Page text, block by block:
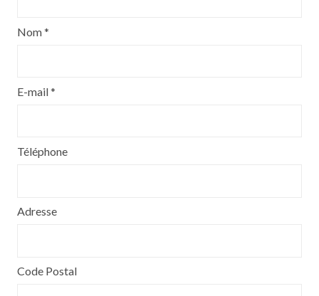
Nom *
E-mail *
Téléphone
Adresse
Code Postal